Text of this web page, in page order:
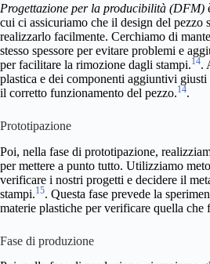
Progettazione per la producibilità (DFM)
cui ci assicuriamo che il design del pezzo
realizzarlo facilmente. Cerchiamo di
stesso spessore per evitare problemi e
per facilitare la rimozione dagli stampi.14.
plastica e dei componenti aggiuntivi giusti
il corretto funzionamento del pezzo.14.
Prototipazione
Poi, nella fase di prototipazione,
per mettere a punto tutto. Utilizziamo
verificare i nostri progetti e decidere il
stampi.15. Questa fase prevede la
materie plastiche per verificare quella che
Fase di produzione